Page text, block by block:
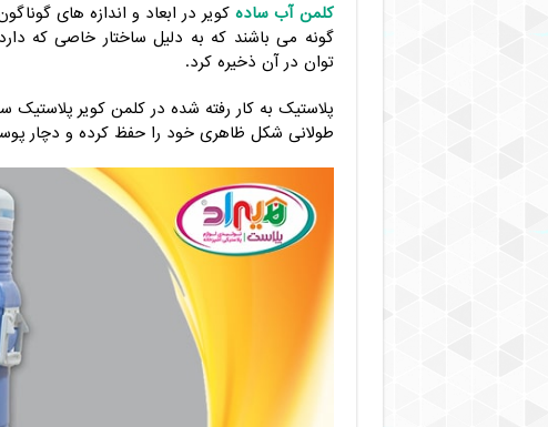
کلمن آب سادهکویر در ابعاد و اندازه های
گونه می باشند که به دلیل ساختار خاصی که
توان در آن ذخیره کرد.
پلاستیک به کار رفته شده در کلمن کویر پلاستیک
طولانی شکل ظاهری خود را حفظ کرده و دچار